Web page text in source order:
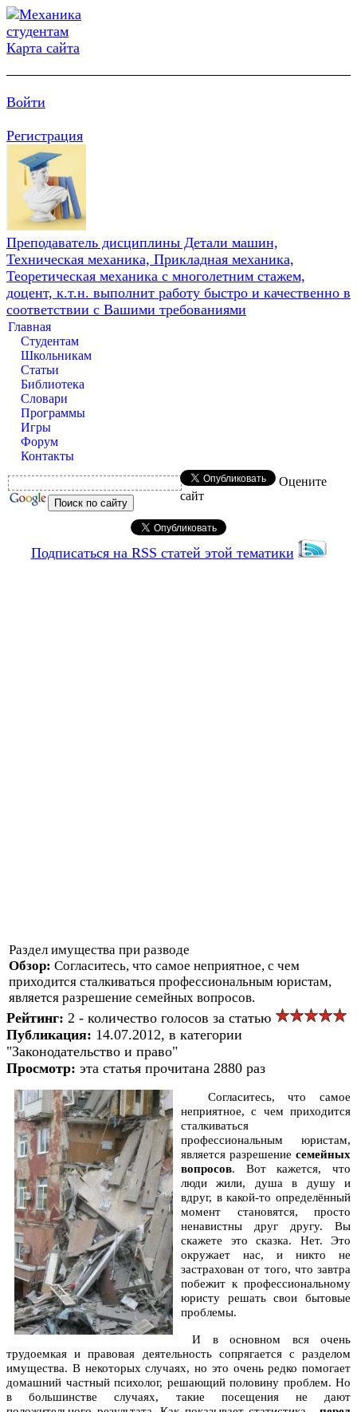
Карта сайта
Войти
Регистрация
Преподаватель дисциплины Детали машин,
Техническая механика, Прикладная механика,
Теоретическая механика с многолетним стажем,
доцент, к.т.н. выполнит работу быстро и качественно в
соответствии с Вашими требованиями
Главная
Студентам
Школьникам
Статьи
Библиотека
Словари
Программы
Игры
Форум
Контакты
Оцените
сайт
Подписаться на RSS статей этой тематики
Раздел имущества при разводе
Обзор: Согласитесь, что самое неприятное, с чем
приходится сталкиваться профессиональным юристам,
является разрешение семейных вопросов.
Рейтинг: 2 - количество голосов за статью
Публикация: 14.07.2012, в категории
"Законодательство и право"
Просмотр: эта статья прочитана 2880 раз
Согласитесь, что самое
неприятное, с чем приходится
сталкиваться
профессиональным юристам,
является разрешение семейных
вопросов. Вот кажется, что
люди жили, душа в душу и
вдруг, в какой-то определённый
момент становятся, просто
ненавистны друг другу. Вы
скажете это сказка. Нет. Это
окружает нас, и никто не
застрахован от того, что завтра
побежит к профессиональному
юристу решать свои бытовые
проблемы.
И в основном вся очень
трудоемкая и правовая деятельность сопрягается с разделом
имущества. В некоторых случаях, но это очень редко помогает
домашний частный психолог, решающий половину проблем. Но
в большинстве случаях, такие посещения не дают